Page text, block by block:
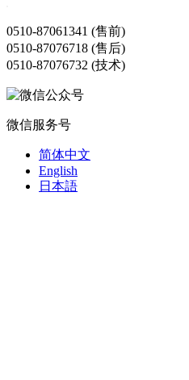
0510-87061341 (售前)
0510-87076718 (售后)
0510-87076732 (技术)
微信服务号
简体中文
English
日本語